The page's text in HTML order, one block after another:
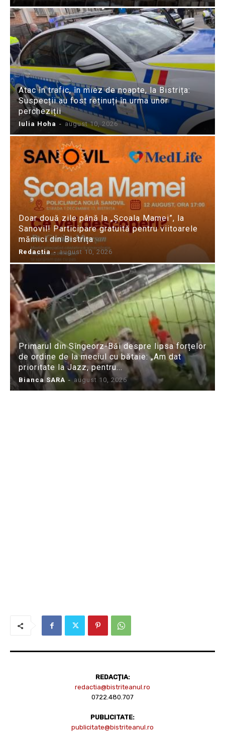
Atac în trafic, în miez de noapte, la Bistrița:
Suspecții au fost reținuți în urma unor
percheziții
Iulia Hoha - august 10, 2026
Doar două zile până la „Școala Mamei”, la
Sanovil! Participare gratuită pentru viitoarele
mămici din Bistrița
Redactia - august 10, 2026
Primarul din Sîngeorz-Băi despre lipsa forțelor
de ordine de la meciul cu bătaie: „Am dat
prioritate la Jazz, pentru...
Bianca SARA - august 10, 2026
REDACȚIA:
redactia@bistriteanul.ro
0722.480.707
PUBLICITATE:
publicitate@bistriteanul.ro